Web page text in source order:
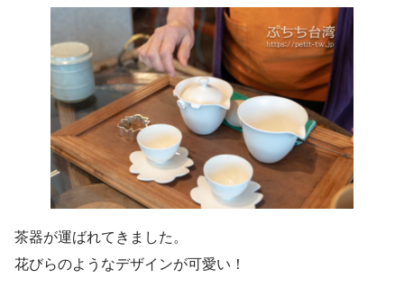
茶器が運ばれてきました。
花びらのようなデザインが可愛い！